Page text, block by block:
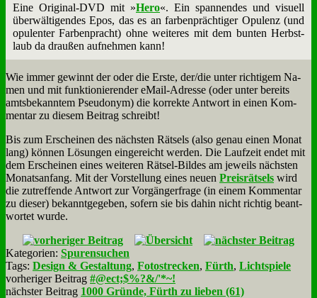
Ei­ne Ori­gi­nal-DVD mit »Hero«. Ein span­nen­des und vi­su­ell
über­wäl­ti­gen­des Epos, das es an far­ben­präch­ti­ger Opu­lenz (und
opu­len­ter Far­ben­pracht) oh­ne wei­te­res mit dem bun­ten Herbst­
laub da drau­ßen auf­neh­men kann!
Wie im­mer ge­winnt der oder die Er­ste, der/die un­ter rich­ti­gem Na­
men und mit funk­tio­nie­ren­der eMail-Adres­se (oder un­ter be­reits
amts­be­kann­tem Pseud­onym) die kor­rek­te Ant­wort in ei­nen Kom­
men­tar zu die­sem Bei­trag schreibt!
Bis zum Er­schei­nen des näch­sten Rät­sels (al­so ge­nau ei­nen Mo­nat
lang) kön­nen Lö­sun­gen ein­ge­reicht wer­den. Die Lauf­zeit en­det mit
dem Er­schei­nen ei­nes wei­te­ren Rät­sel-Bil­des am je­weils näch­sten
Mo­nats­an­fang. Mit der Vor­stel­lung ei­nes neu­en Preis­rät­sels wird
die zu­tref­fen­de Ant­wort zur Vor­gän­ger­fra­ge (in ei­nem Kom­men­tar
zu die­ser) be­kannt­ge­ge­ben, so­fern sie bis da­hin nicht rich­tig be­ant­
wor­tet wur­de.
Kategorien: Spurensuchen
Tags: Design & Gestaltung, Fotostrecken, Fürth, Lichtspiele
vorheriger Beitrag #@ect;$%?&/'*~!
nächster Beitrag 1000 Gründe, Fürth zu lieben (61)